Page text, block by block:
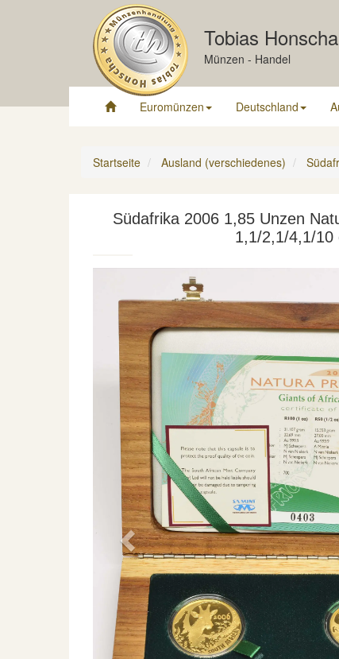
Tobias Honscha
Münzen - Handel
Euromünzen Deutschland
Startseite Ausland (verschiedenes)
Südafrika 2006 1,85 Unzen
1,1/2,1/4,1/10
Previous